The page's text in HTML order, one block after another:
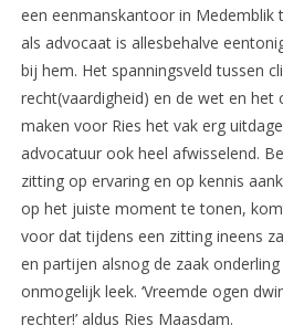
een eenmanskantoor in Medemblik
als advocaat is allesbehalve
bij hem. Het spanningsveld tussen
recht(vaardigheid) en de wet en het
maken voor Ries het vak erg
advocatuur ook heel afwisselend.
zitting op ervaring en op kennis
op het juiste moment te tonen,
voor dat tijdens een zitting ineens
en partijen alsnog de zaak
onmogelijk leek. ‘Vreemde ogen
rechter!’ aldus Ries Maasdam.